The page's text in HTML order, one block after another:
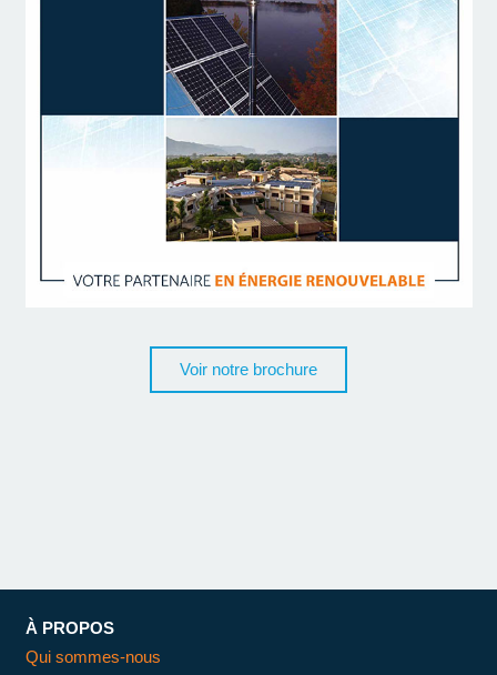
Voir notre brochure
À PROPOS
Qui sommes-nous